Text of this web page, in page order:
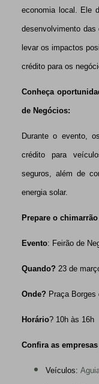
economia local. Ele
desenvolvimento
levar os impactos
crédito para os
Conheça
de Negócios:
Durante o evento,
crédito para
seguros, além de
energia solar.
Prepare o
Evento: Feirão de
Quando? 23 de
Onde? Praça Borges
Horário? 10h às 16h
Confira as
Veículos: